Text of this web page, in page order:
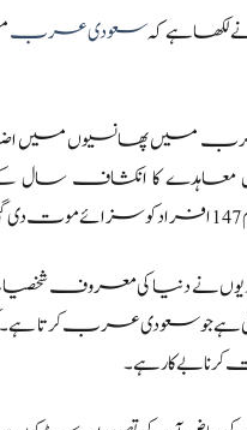
لکھا ہے کہسعودی عرب
پھانسیوں میں اضافے
کا انکشاف سال کے
نے دنیا کی معروف
ہے جو سعودی عرب کرتا ہے۔
بے کار ہے۔